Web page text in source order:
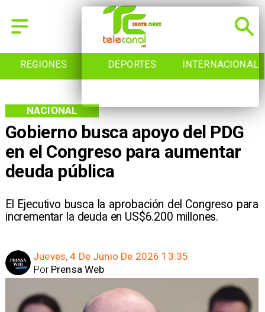
REGIONES DEPORTES INTERNACIONAL
Gobierno busca apoyo del PDG
en el Congreso para aumentar
deuda pública
El Ejecutivo busca la aprobación del Congreso para
incrementar la deuda en US$6.200 millones.
NACIONAL
Jueves, 4 De Junio De 2026 13:35
Prensa Web
Por